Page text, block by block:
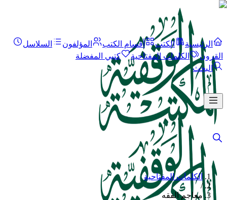
الرئيسية الكتب أقسام الكتب المؤلفون
السلاسل
القرون
الكلمات المفتاحية
كتبي المفضلة
البحث
الكلمات المفتاحية
/
معاجم الفقه